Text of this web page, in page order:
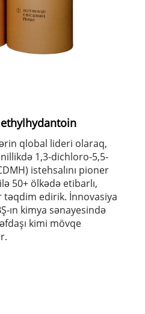
qlobal lideri olaraq,
1,3-dichloro-5,5-
istehsalını pioner
50+ ölkədə etibarlı,
təqdim edirik. İnnovasiya
ın kimya sənayesində
kimi mövqe